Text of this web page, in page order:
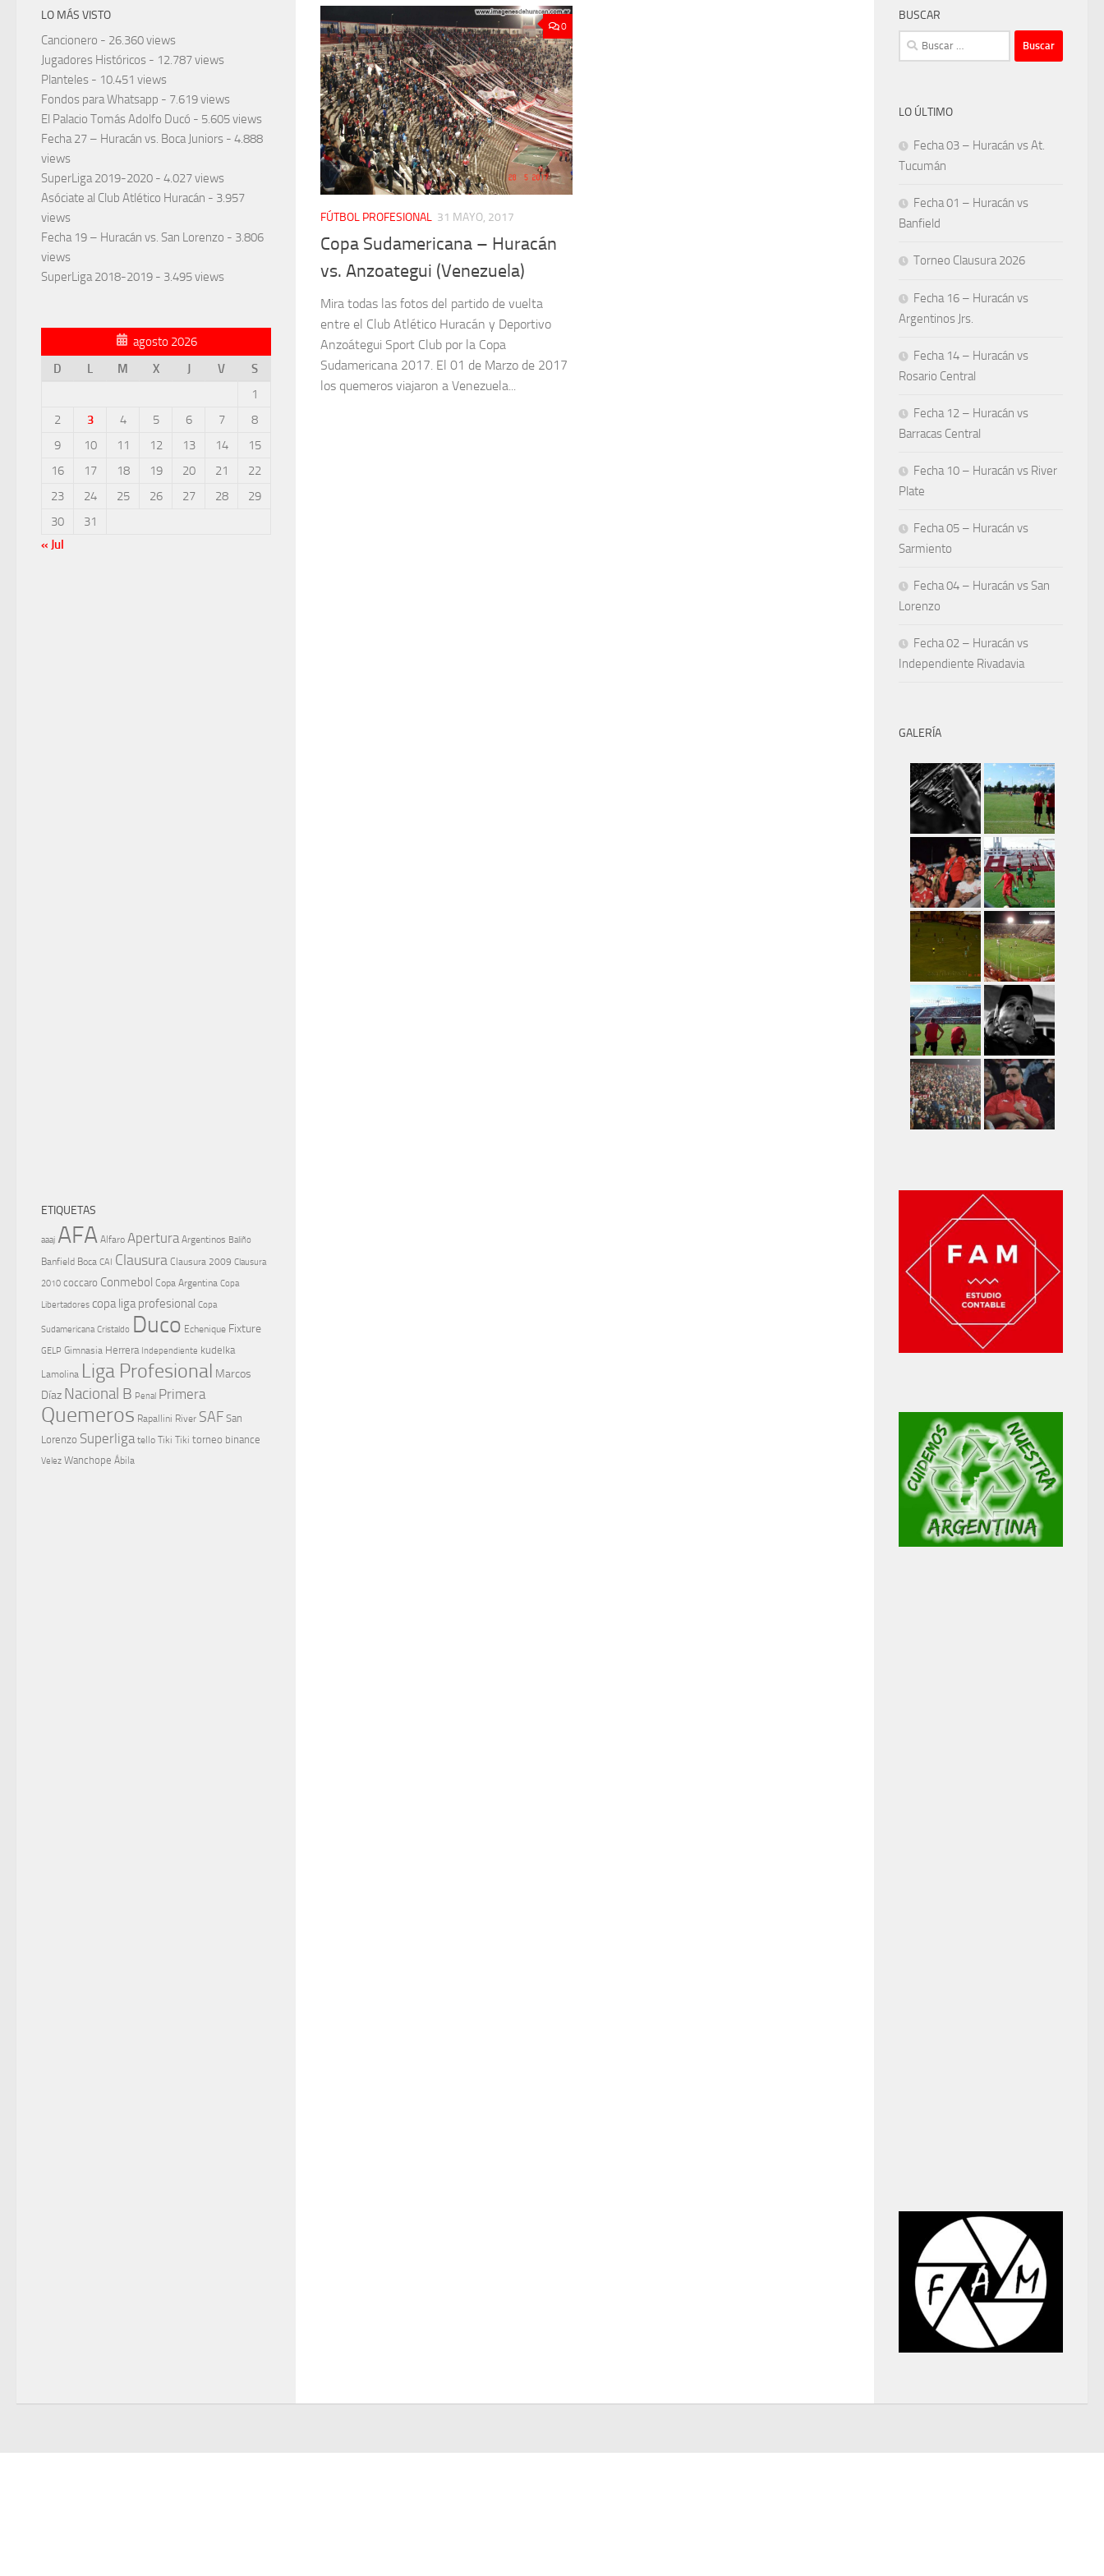
0
FÚTBOL PROFESIONAL 31 MAYO, 2017
Copa Sudamericana – Huracán
vs. Anzoategui (Venezuela)
Mira todas las fotos del partido de vuelta
entre el Club Atlético Huracán y Deportivo
Anzoátegui Sport Club por la Copa
Sudamericana 2017. El 01 de Marzo de 2017
los quemeros viajaron a Venezuela...
LO MÁS VISTO
Cancionero - 26.360 views
Jugadores Históricos - 12.787 views
Planteles - 10.451 views
Fondos para Whatsapp - 7.619 views
El Palacio Tomás Adolfo Ducó - 5.605 views
Fecha 27 – Huracán vs. Boca Juniors - 4.888
views
SuperLiga 2019-2020 - 4.027 views
Asóciate al Club Atlético Huracán - 3.957
views
Fecha 19 – Huracán vs. San Lorenzo - 3.806
views
SuperLiga 2018-2019 - 3.495 views
agosto 2026
D
L M X J V
S
1
2
3 4 5 6 7
8
9
10 11 12 13 14
15
16
17 18 19 20 21
22
23
24 25 26 27 28
29
30
31
« Jul
ETIQUETAS
aaaj AFA Alfaro Apertura Argentinos Baliño
Banfield Boca CAI Clausura Clausura 2009 Clausura
2010 coccaro Conmebol Copa Argentina Copa
Libertadores copa liga profesional Copa
Sudamericana Cristaldo Duco Echenique Fixture
GELP Gimnasia Herrera Independiente kudelka
Lamolina Liga Profesional Marcos
Díaz Nacional B Penal Primera
Quemeros Rapallini River SAF San
Lorenzo Superliga tello Tiki Tiki torneo binance
Velez Wanchope Ábila
BUSCAR
Buscar:
LO ÚLTIMO
Fecha 03 – Huracán vs At.
Tucumán
Fecha 01 – Huracán vs
Banfield
Torneo Clausura 2026
Fecha 16 – Huracán vs
Argentinos Jrs.
Fecha 14 – Huracán vs
Rosario Central
Fecha 12 – Huracán vs
Barracas Central
Fecha 10 – Huracán vs River
Plate
Fecha 05 – Huracán vs
Sarmiento
Fecha 04 – Huracán vs San
Lorenzo
Fecha 02 – Huracán vs
Independiente Rivadavia
GALERÍA